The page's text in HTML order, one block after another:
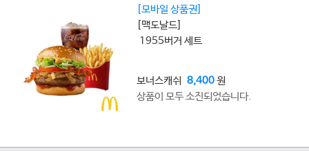
[모바일 상품권]
[맥도날드]
1955버거 세트
보너스캐쉬 8,400원
상품이 모두 소진되었습니다.